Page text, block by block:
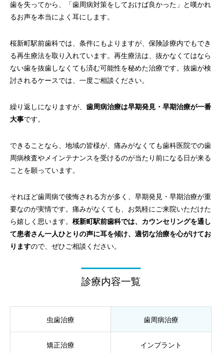
歯を失ってから、「歯周病対策をしておけば良かった」と嘆かれ
るお声を本当によく耳にします。
桜新町駅前歯科では、条件にもよりますが、保険診療内でもでき
る再生療法を取り入れています。再生療法は、抜かなくてはなら
ない歯を抜歯しなくても済む可能性を秘めた治療です。抜歯が検
討されるケースでは、一度ご相談ください。
繰り返しになりますが、 歯周病治療は早期発見・早期治療が一番
大事です。
できることなら、地域の皆様が、痛みがなくても歯科医院での歯
周病検査やメインテナンスを受けるのが当たり前になる日が来る
ことを願っています。
それほど歯周病で後悔される方が多く、早期発見・早期治療が重
要なのが実情です。痛みがなくても、お気軽にご来院いただけた
ら嬉しく思います。 桜新町駅前歯科では、カウンセリングを通し
て患者さん一人ひとりの声に耳を傾け、適切な治療を心がけてお
りますので、ぜひご相談ください。
診療内容一覧
虫歯治療 歯周病治療
矯正治療 インプラント